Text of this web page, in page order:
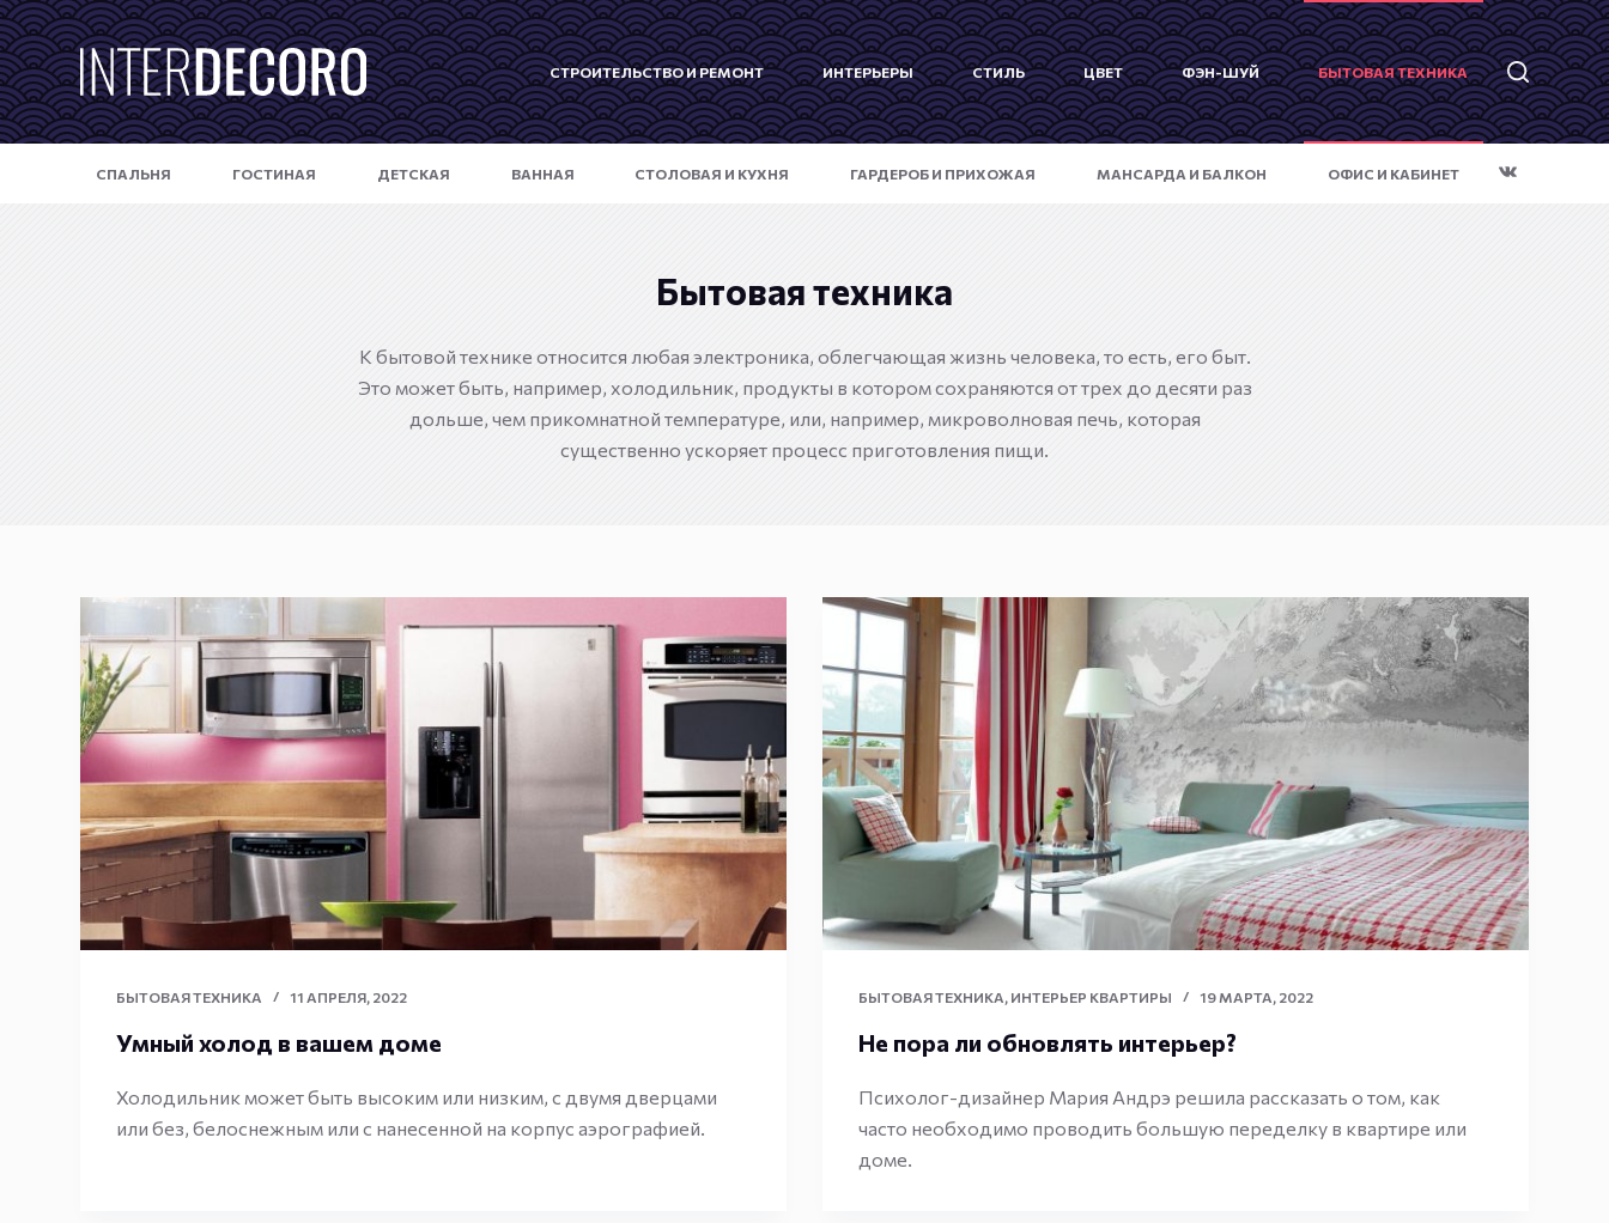
П
е
р
е
й
СТРОИТЕЛЬСТВО И РЕМОНТ ИНТЕРЬЕРЫ СТИЛЬ ЦВЕТ ФЭН-ШУЙ БЫТОВАЯ ТЕХНИКА
СПАЛЬНЯ ГОСТИНАЯ ДЕТСКАЯ ВАННАЯ СТОЛОВАЯ И КУХНЯ ГАРДЕРОБ И ПРИХОЖАЯ МАНСАРДА И БАЛКОН ОФИС И КАБИНЕТ
Бытовая техника
К бытовой технике относится любая электроника, облегчающая жизнь человека, то есть, его быт.
Это может быть, например, холодильник, продукты в котором сохраняются от трех до десяти раз
дольше, чем прикомнатной температуре, или, например, микроволновая печь, которая
существенно ускоряет процесс приготовления пищи.
БЫТОВАЯ ТЕХНИКА 11 АПРЕЛЯ, 2022
Умный холод в вашем доме
Холодильник может быть высоким или низким, с двумя дверцами
или без, белоснежным или с нанесенной на корпус аэрографией.
БЫТОВАЯ ТЕХНИКА, ИНТЕРЬЕР КВАРТИРЫ 19 МАРТА, 2022
Не пора ли обновлять интерьер?
Психолог-дизайнер Мария Андрэ решила рассказать о том, как
часто необходимо проводить большую переделку в квартире или
доме.